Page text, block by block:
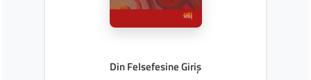
Din Felsefesine Giriş